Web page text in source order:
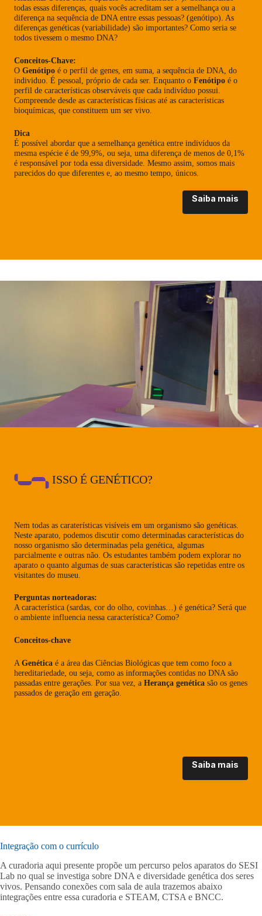
todas essas diferenças, quais vocês acreditam ser a semelhança ou a
diferença na sequência de DNA entre essas pessoas? (genótipo). As
diferenças genéticas (variabilidade) são importantes? Como seria se
todos tivessem o mesmo DNA?
Conceitos-Chave:
O Genótipo é o perfil de genes, em suma, a sequência de DNA, do
individuo. É pessoal, próprio de cada ser. Enquanto o Fenótipo é o
perfil de características observáveis que cada indivíduo possui.
Compreende desde as características físicas até as características
bioquímicas, que constituem um ser vivo.
Dica
É possível abordar que a semelhança genética entre indivíduos da
mesma espécie é de 99,9%, ou seja, uma diferença de menos de 0,1%
é responsável por toda essa diversidade. Mesmo assim, somos mais
parecidos do que diferentes e, ao mesmo tempo, únicos.
Saiba mais
ISSO É GENÉTICO?
Nem todas as caraterísticas visíveis em um organismo são genéticas.
Neste aparato, podemos discutir como determinadas características do
nosso organismo são determinadas pela genética, algumas
parcialmente e outras não. Os estudantes também podem explorar no
aparato o quanto algumas de suas características são repetidas entre os
visitantes do museu.
Perguntas norteadoras:
A característica (sardas, cor do olho, covinhas…) é genética? Será que
o ambiente influencia nessa característica? Como?
Conceitos-chave
A Genética é a área das Ciências Biológicas que tem como foco a
hereditariedade, ou seja, como as informações contidas no DNA são
passadas entre gerações. Por sua vez, a Herança genética são os genes
passados de geração em geração.
Saiba mais
Integração com o currículo
A curadoria aqui presente propõe um percurso pelos aparatos do SESI
Lab no qual se investiga sobre DNA e diversidade genética dos seres
vivos. Pensando conexões com sala de aula trazemos abaixo
integrações entre essa curadoria e STEAM, CTSA e BNCC.